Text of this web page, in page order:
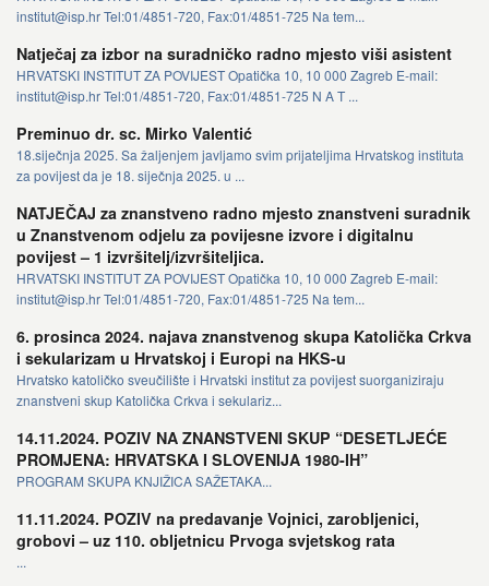
institut@isp.hr Tel:01/4851-720, Fax:01/4851-725 Na tem...
Natječaj za izbor na suradničko radno mjesto viši asistent
HRVATSKI INSTITUT ZA POVIJEST Opatička 10, 10 000 Zagreb E-mail:
institut@isp.hr Tel:01/4851-720, Fax:01/4851-725 N A T ...
Preminuo dr. sc. Mirko Valentić
18.siječnja 2025. Sa žaljenjem javljamo svim prijateljima Hrvatskog instituta
za povijest da je 18. siječnja 2025. u ...
NATJEČAJ za znanstveno radno mjesto znanstveni suradnik
u Znanstvenom odjelu za povijesne izvore i digitalnu
povijest – 1 izvršitelj/izvršiteljica.
HRVATSKI INSTITUT ZA POVIJEST Opatička 10, 10 000 Zagreb E-mail:
institut@isp.hr Tel:01/4851-720, Fax:01/4851-725 Na tem...
6. prosinca 2024. najava znanstvenog skupa Katolička Crkva
i sekularizam u Hrvatskoj i Europi na HKS-u
Hrvatsko katoličko sveučilište i Hrvatski institut za povijest suorganiziraju
znanstveni skup Katolička Crkva i sekulariz...
14.11.2024. POZIV NA ZNANSTVENI SKUP “DESETLJEĆE
PROMJENA: HRVATSKA I SLOVENIJA 1980-IH”
PROGRAM SKUPA KNJIŽICA SAŽETAKA...
11.11.2024. POZIV na predavanje Vojnici, zarobljenici,
grobovi – uz 110. obljetnicu Prvoga svjetskog rata
...